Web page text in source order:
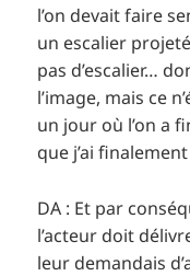
l’on devait faire
un escalier
pas d’escalier…
l’image, mais ce
un jour où l’on a
que j’ai
DA : Et par
l’acteur doit
leur demandais